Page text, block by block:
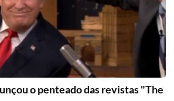
o penteado das revistas "The